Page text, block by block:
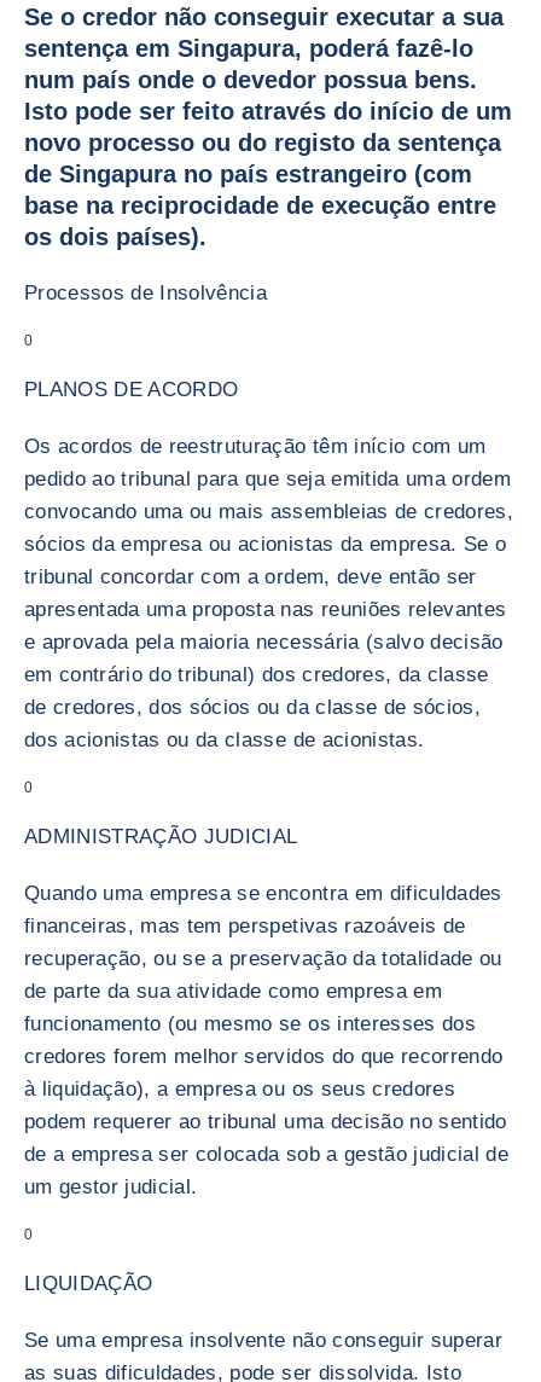
Se o credor não conseguir executar a sua
sentença em Singapura, poderá fazê-lo
num país onde o devedor possua bens.
Isto pode ser feito através do início de um
novo processo ou do registo da sentença
de Singapura no país estrangeiro (com
base na reciprocidade de execução entre
os dois países).
Processos de Insolvência
0
PLANOS DE ACORDO
Os acordos de reestruturação têm início com um
pedido ao tribunal para que seja emitida uma ordem
convocando uma ou mais assembleias de credores,
sócios da empresa ou acionistas da empresa. Se o
tribunal concordar com a ordem, deve então ser
apresentada uma proposta nas reuniões relevantes
e aprovada pela maioria necessária (salvo decisão
em contrário do tribunal) dos credores, da classe
de credores, dos sócios ou da classe de sócios,
dos acionistas ou da classe de acionistas.
0
ADMINISTRAÇÃO JUDICIAL
Quando uma empresa se encontra em dificuldades
financeiras, mas tem perspetivas razoáveis de
recuperação, ou se a preservação da totalidade ou
de parte da sua atividade como empresa em
funcionamento (ou mesmo se os interesses dos
credores forem melhor servidos do que recorrendo
à liquidação), a empresa ou os seus credores
podem requerer ao tribunal uma decisão no sentido
de a empresa ser colocada sob a gestão judicial de
um gestor judicial.
0
LIQUIDAÇÃO
Se uma empresa insolvente não conseguir superar
as suas dificuldades, pode ser dissolvida. Isto